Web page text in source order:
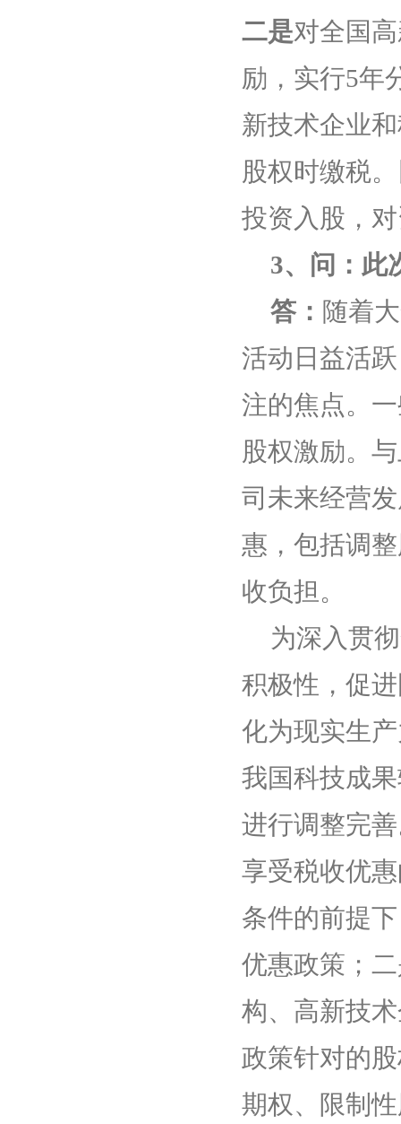
二是对全国
励，实行5年
新技术企业
股权时缴税。
投资入股，
3、问：此
答： 随着
活动日益活
注的焦点。
股权激励。
司未来经营
惠，包括调
收负担。
为深入贯
积极性，促
化为现实生
我国科技成
进行调整完
享受税收优
条件的前提
优惠政策；
构、高新技
政策针对的
期权、限制